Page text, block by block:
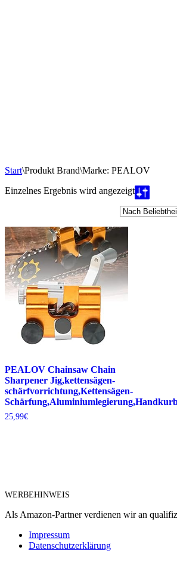
Start\Produkt Brand\Marke: PEALOV
Einzelnes Ergebnis wird angezeigt
PEALOV Chainsaw Chain
Sharpener Jig,kettensägen-
schärfvorrichtung,Kettensägen-
25,99€
WERBEHINWEIS
Als Amazon-Partner verdienen wir an
Impressum
Datenschutzerklärung